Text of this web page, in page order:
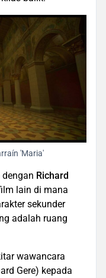
'Maria'
dengan Richard
lain di mana
sekunder
adalah ruang
wawancara
Gere) kepada